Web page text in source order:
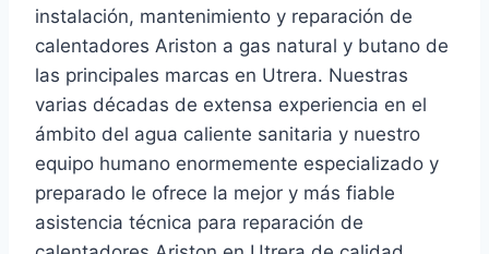
instalación, mantenimiento y reparación de
calentadores Ariston a gas natural y butano de
las principales marcas en Utrera. Nuestras
varias décadas de extensa experiencia en el
ámbito del agua caliente sanitaria y nuestro
equipo humano enormemente especializado y
preparado le ofrece la mejor y más fiable
asistencia técnica para reparación de